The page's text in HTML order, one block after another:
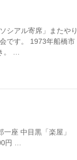
シアル寄席」またやり
です。 1973年船橋市
。 …
座 中目黒「楽屋」
円 …